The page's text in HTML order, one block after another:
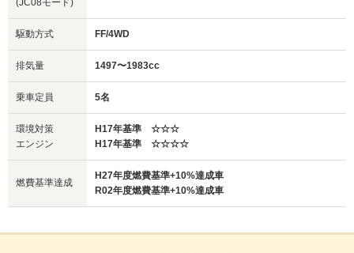
駆動方式 FF/4WD
排気量 1497〜1983cc
乗車定員 5名
環境対策
エンジン
H17年基準 ☆☆☆
H17年基準 ☆☆☆☆
燃費基準達成
H27年度燃費基準+10%達成車
R02年度燃費基準+10%達成車